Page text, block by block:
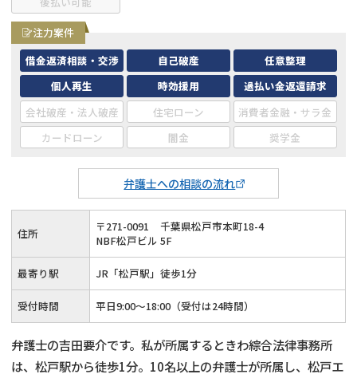
弁護士への相談の流れ
注力案件
借金返済相談・交渉
自己破産
任意整理
個人再生
時効援用
過払い金返還請求
会社破産・法人破産
住宅ローン
消費者金融・サラ金
カードローン
闇金 奨学金
住所 〒271-0091
千葉県松戸市本町18-4
NBF松戸ビル 5F
最寄り駅 JR「松戸駅」徒歩1分
受付時間 平日9:00〜18:00（受付は24時間）
弁護士の吉田要介です。私が所属するときわ綜合法律事務所
は、松戸駅から徒歩1分。10名以上の弁護士が所属し、松戸エ